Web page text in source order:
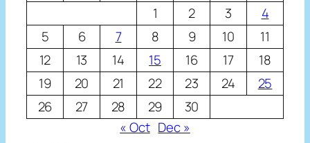
1
2 3
4
5
6 7 8 9 10
11
12
13 14 15 16 17
18
19
20 21 22 23 24
25
26
27 28 29
30
« Oct Dec »